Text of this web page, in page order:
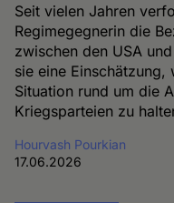
Seit vielen Jahren
Regimegegnerin die
zwischen den USA
sie eine
Situation rund um die
Kriegsparteien zu
Hourvash Pourkian
17.06.2026